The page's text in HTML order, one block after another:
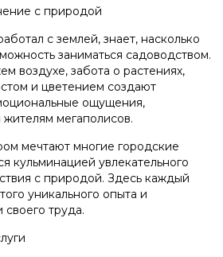
с природой
с землей, знает, насколько
заниматься садоводством.
воздухе, забота о растениях,
и цветением создают
ощущения,
мегаполисов.
мечтают многие городские
кульминацией увлекательного
с природой. Здесь каждый
уникального опыта и
своего труда.